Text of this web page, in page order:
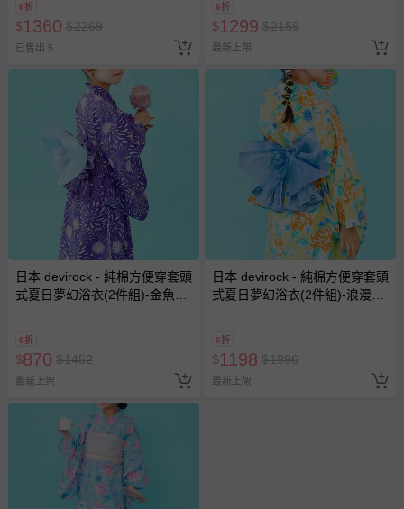
6折
$1360 $2269
已售出 5
6折
$1299 $2159
最新上架
日本 devirock - 純棉方便穿套頭
式夏日夢幻浴衣(2件組)-金魚花
6折
$870 $1452
最新上架
日本 devirock - 純棉方便穿套頭
式夏日夢幻浴衣(2件組)-浪漫玫
6折
$1198 $1996
最新上架